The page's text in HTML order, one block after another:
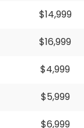
$14,999
$16,999
$4,999
$5,999
$6,999